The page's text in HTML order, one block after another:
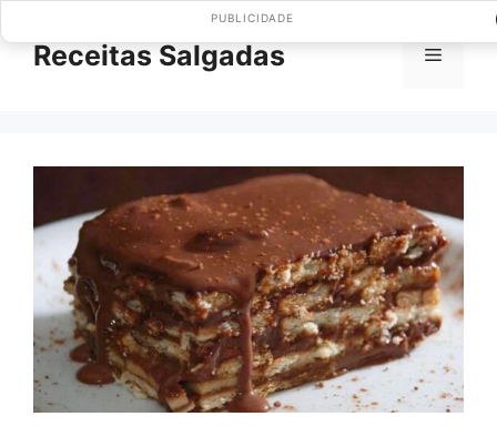
paraReceitas Salgadas Menu
PUBLICIDADE